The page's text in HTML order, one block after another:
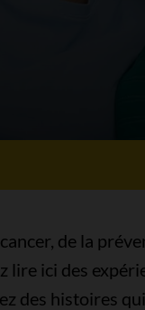
de la
ici des
des histoires